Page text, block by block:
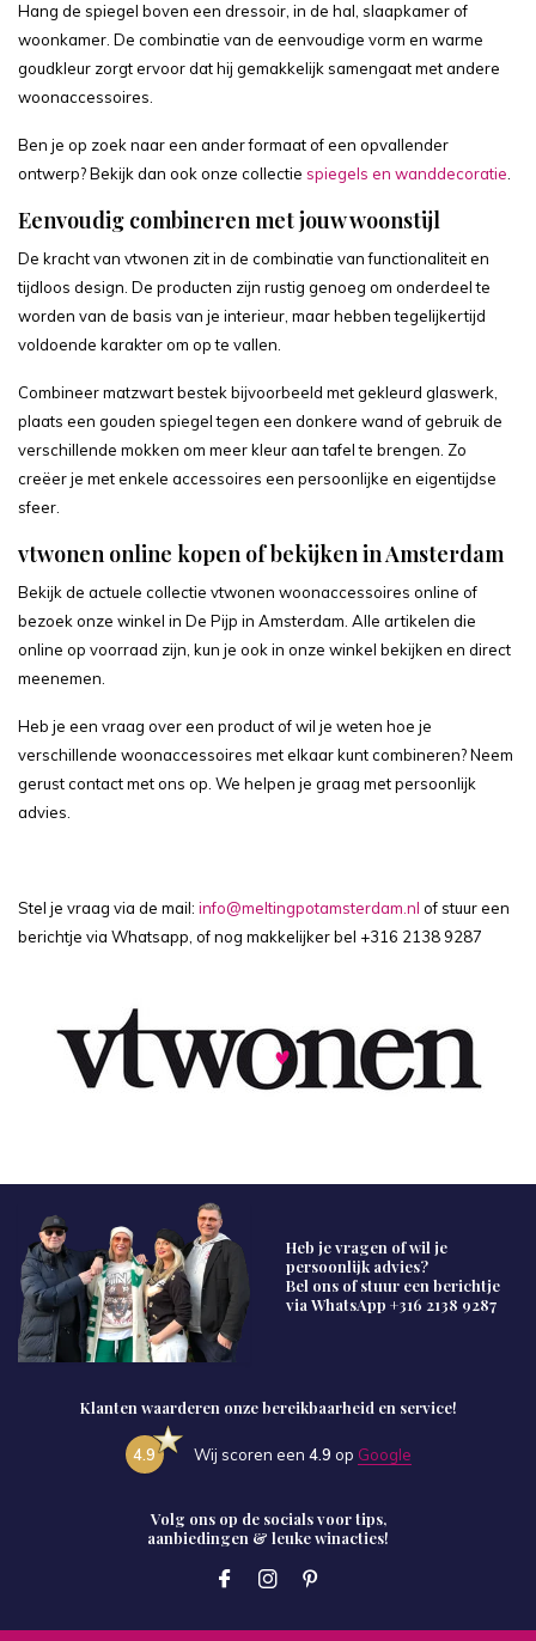
Hang de spiegel boven een dressoir, in de hal, slaapkamer of
woonkamer. De combinatie van de eenvoudige vorm en warme
goudkleur zorgt ervoor dat hij gemakkelijk samengaat met andere
woonaccessoires.
Ben je op zoek naar een ander formaat of een opvallender
ontwerp? Bekijk dan ook onze collectie spiegels en wanddecoratie.
Eenvoudig combineren met jouw woonstijl
De kracht van vtwonen zit in de combinatie van functionaliteit en
tijdloos design. De producten zijn rustig genoeg om onderdeel te
worden van de basis van je interieur, maar hebben tegelijkertijd
voldoende karakter om op te vallen.
Combineer matzwart bestek bijvoorbeeld met gekleurd glaswerk,
plaats een gouden spiegel tegen een donkere wand of gebruik de
verschillende mokken om meer kleur aan tafel te brengen. Zo
creëer je met enkele accessoires een persoonlijke en eigentijdse
sfeer.
vtwonen online kopen of bekijken in Amsterdam
Bekijk de actuele collectie vtwonen woonaccessoires online of
bezoek onze winkel in De Pijp in Amsterdam. Alle artikelen die
online op voorraad zijn, kun je ook in onze winkel bekijken en direct
meenemen.
Heb je een vraag over een product of wil je weten hoe je
verschillende woonaccessoires met elkaar kunt combineren? Neem
gerust contact met ons op. We helpen je graag met persoonlijk
advies.
Stel je vraag via de mail: info@meltingpotamsterdam.nl of stuur een
berichtje via Whatsapp, of nog makkelijker bel +316 2138 9287
Heb je vragen of wil je
persoonlijk advies?
Bel ons of stuur een berichtje
via WhatsApp +316 2138 9287
Klanten waarderen onze bereikbaarheid en service!
4.9 Wij scoren een 4.9 op Google
Volg ons op de socials voor tips,
aanbiedingen & leuke winacties!